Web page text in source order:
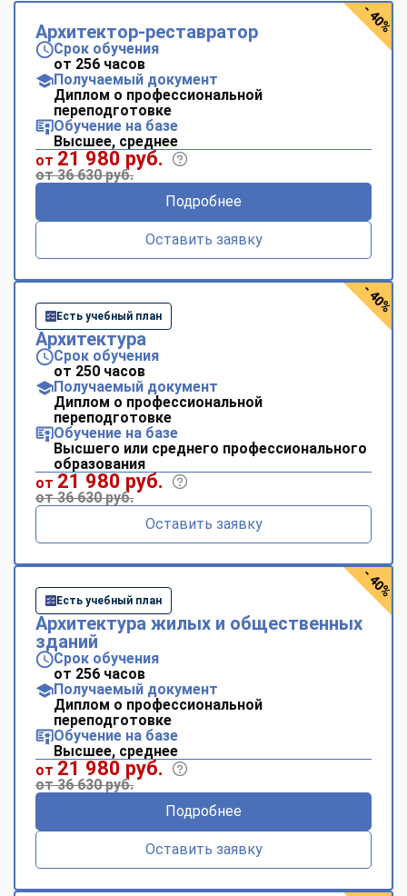
Архитектор-реставратор
Срок обучения
от 256 часов
Получаемый документ
Диплом о профессиональной
переподготовке
Обучение на базе
Высшее, среднее
от 21 980 руб.
от 36 630 руб.
Подробнее
Оставить заявку
- 40%
Есть учебный план
Архитектура
Срок обучения
от 250 часов
Получаемый документ
Диплом о профессиональной
переподготовке
Обучение на базе
Высшего или среднего профессионального
образования
от 21 980 руб.
от 36 630 руб.
Оставить заявку
- 40%
Есть учебный план
Архитектура жилых и общественных
зданий
Срок обучения
от 256 часов
Получаемый документ
Диплом о профессиональной
переподготовке
Обучение на базе
Высшее, среднее
от 21 980 руб.
от 36 630 руб.
Подробнее
Оставить заявку
- 40%